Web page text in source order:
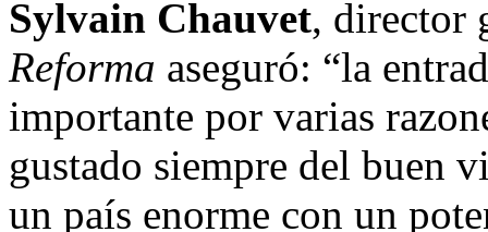
Sylvain Chauvet, director
Reforma aseguró: “la
importante por varias
gustado siempre del buen
un país enorme con un